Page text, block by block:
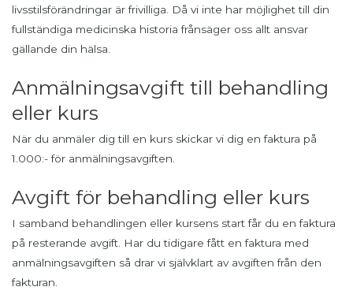
livsstilsförändringar är frivilliga. Då vi inte har möjlighet till din
fullständiga medicinska historia frånsäger oss allt ansvar
gällande din hälsa.
Anmälningsavgift till behandling
eller kurs
När du anmäler dig till en kurs skickar vi dig en faktura på
1.000:- för anmälningsavgiften.
Avgift för behandling eller kurs
I samband behandlingen eller kursens start får du en faktura
på resterande avgift. Har du tidigare fått en faktura med
anmälningsavgiften så drar vi självklart av avgiften från den
fakturan.